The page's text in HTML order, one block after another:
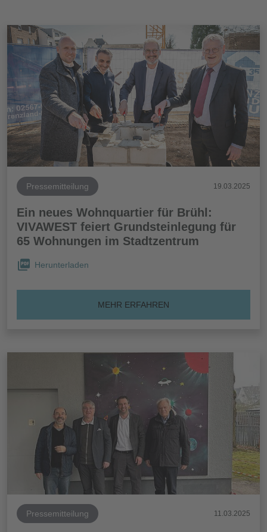
Pressemitteilung 19.03.2025
Ein neues Wohnquartier für Brühl:
VIVAWEST feiert Grundsteinlegung für
65 Wohnungen im Stadtzentrum
Herunterladen
MEHR ERFAHREN
Pressemitteilung 11.03.2025